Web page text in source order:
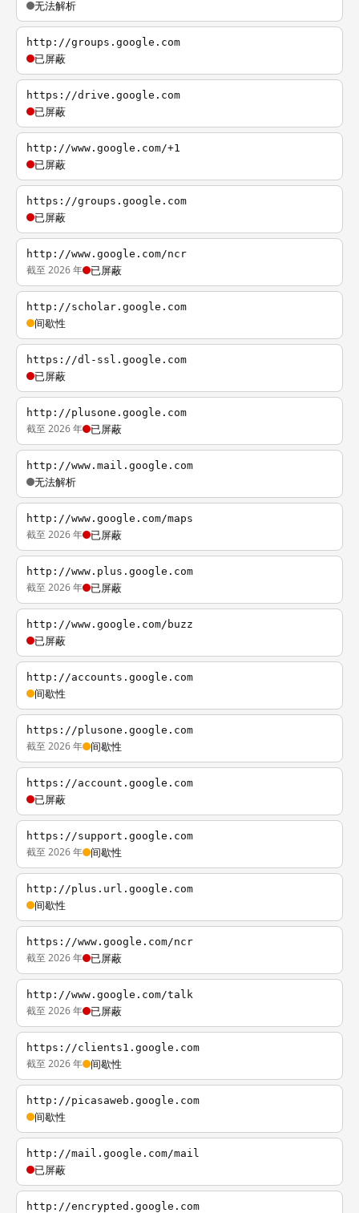
无法解析
http://groups.google.com
已屏蔽
https://drive.google.com
已屏蔽
http://www.google.com/+1
已屏蔽
https://groups.google.com
已屏蔽
http://www.google.com/ncr
截至 2026 年 已屏蔽
http://scholar.google.com
间歇性
https://dl-ssl.google.com
已屏蔽
http://plusone.google.com
截至 2026 年 已屏蔽
http://www.mail.google.com
无法解析
http://www.google.com/maps
截至 2026 年 已屏蔽
http://www.plus.google.com
截至 2026 年 已屏蔽
http://www.google.com/buzz
已屏蔽
http://accounts.google.com
间歇性
https://plusone.google.com
截至 2026 年 间歇性
https://account.google.com
已屏蔽
https://support.google.com
截至 2026 年 间歇性
http://plus.url.google.com
间歇性
https://www.google.com/ncr
截至 2026 年 已屏蔽
http://www.google.com/talk
截至 2026 年 已屏蔽
https://clients1.google.com
截至 2026 年 间歇性
http://picasaweb.google.com
间歇性
http://mail.google.com/mail
已屏蔽
http://encrypted.google.com